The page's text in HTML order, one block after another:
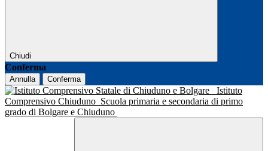
Chiudi
Conferma
Annulla Conferma
Istituto
Comprensivo Chiuduno Scuola primaria e secondaria di primo
grado di Bolgare e Chiuduno